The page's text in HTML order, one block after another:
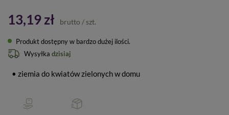
13,19 zł brutto / szt.
Produkt dostępny w bardzo dużej ilości
Wysyłka dzisiaj
• ziemia do kwiatów zielonych w domu